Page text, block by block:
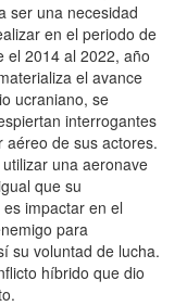
ser una necesidad
en el periodo de
el 2014 al 2022, año
el avance
ucraniano, se
interrogantes
aéreo de sus actores.
una aeronave
que su
impactar en el
para
su voluntad de lucha.
híbrido que dio